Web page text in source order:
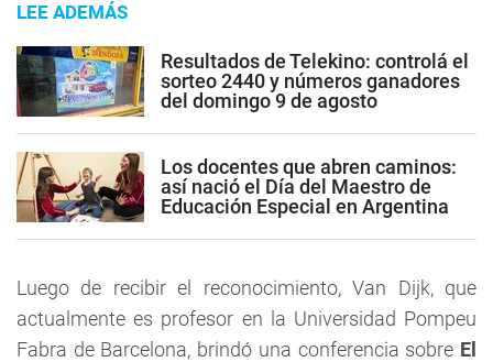
LEE ADEMÁS
Resultados de Telekino: controlá el
sorteo 2440 y números ganadores
del domingo 9 de agosto
Los docentes que abren caminos:
así nació el Día del Maestro de
Educación Especial en Argentina
Luego de recibir el reconocimiento, Van Dijk, que
actualmente es profesor en la Universidad Pompeu
Fabra de Barcelona, brindó una conferencia sobre El